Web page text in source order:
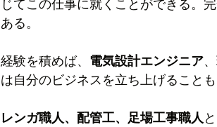
じてこの仕事に就くことができる。
ある。
経験を積めば、 電気設計エンジニア
は自分のビジネスを立ち上げることも
レンガ職人、配管工、足場工事職人